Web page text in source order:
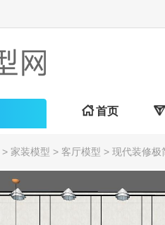
首页 
> 家装模型 > 客厅模型 > 现代装修极